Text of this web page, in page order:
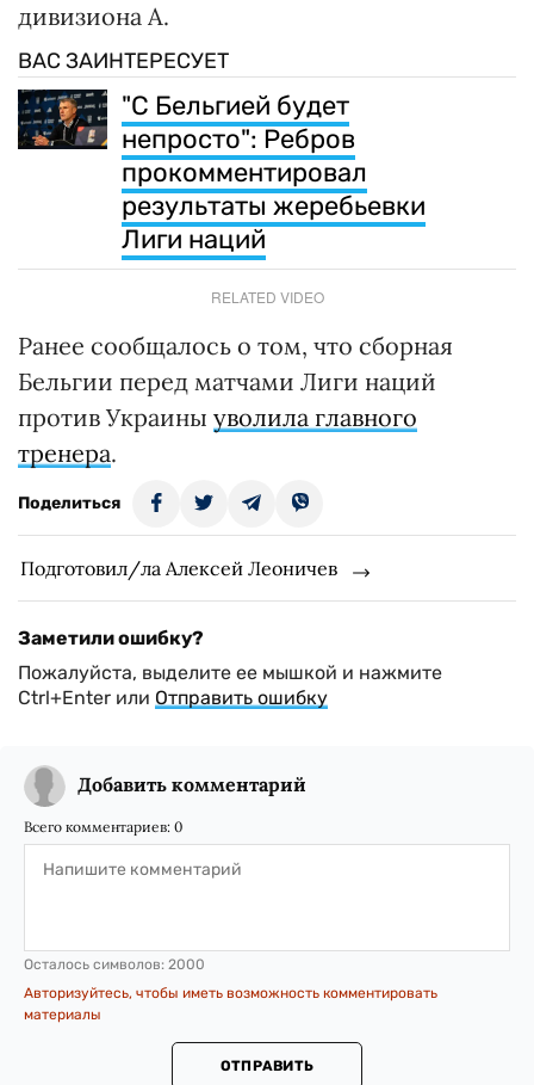
дивизиона A.
ВАС ЗАИНТЕРЕСУЕТ
"С Бельгией будет
непросто": Ребров
прокомментировал
результаты жеребьевки
Лиги наций
RELATED VIDEO
Ранее сообщалось о том, что сборная
Бельгии перед матчами Лиги наций
против Украины уволила главного
тренера.
Поделиться
Подготовил/ла Алексей Леоничев
Заметили ошибку?
Пожалуйста, выделите ее мышкой и нажмите
Ctrl+Enter или Отправить ошибку
Добавить комментарий
Всего комментариев: 0
Осталось символов: 2000
Авторизуйтесь, чтобы иметь возможность комментировать
материалы
ОТПРАВИТЬ